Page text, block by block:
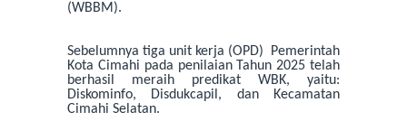
(WBBM).
Sebelumnya tiga unit kerja (OPD)
Pemerintah
Kota Cimahi pada penilaian Tahun 2025telah
berhasil meraih predikat WBK, yaitu:
Diskominfo, Disdukcapil, dan Kecamatan
Cimahi Selatan.